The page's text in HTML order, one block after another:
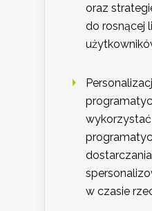
oraz
do rosnącej
dostarczania
w czasie